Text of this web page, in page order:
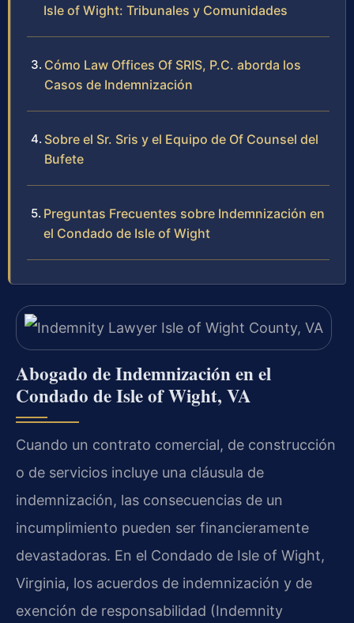
Isle of Wight: Tribunales y Comunidades
Cómo Law Offices Of SRIS, P.C. aborda los
Casos de Indemnización
Sobre el Sr. Sris y el Equipo de Of Counsel del
Bufete
Preguntas Frecuentes sobre Indemnización en
el Condado de Isle of Wight
Abogado de Indemnización en el
Condado de Isle of Wight, VA
Cuando un contrato comercial, de construcción
o de servicios incluye una cláusula de
indemnización, las consecuencias de un
incumplimiento pueden ser financieramente
devastadoras. En el Condado de Isle of Wight,
Virginia, los acuerdos de indemnización y de
exención de responsabilidad (Indemnity